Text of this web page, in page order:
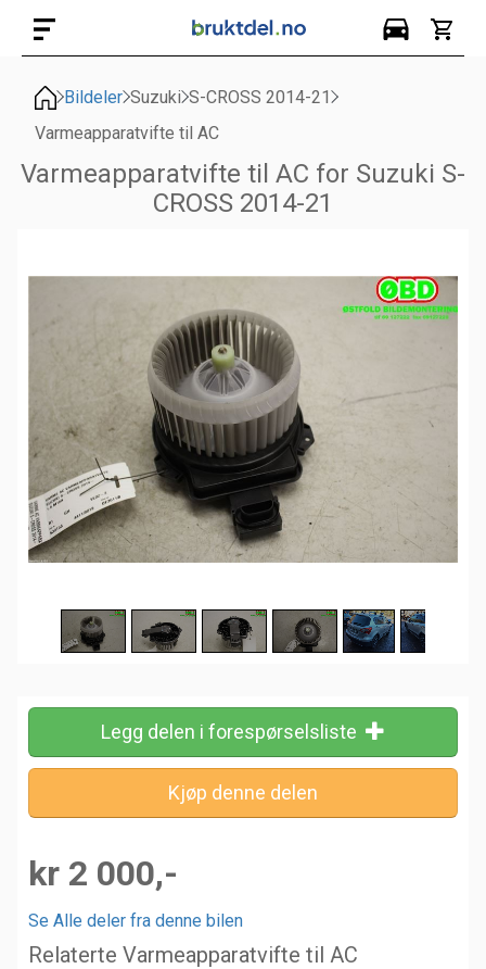
Bildeler Suzuki S-CROSS 2014-21
Varmeapparatvifte til AC
Varmeapparatvifte til AC for Suzuki S-
CROSS 2014-21
Legg delen i forespørselsliste
kr 2 000,-
Se Alle deler fra denne bilen
Relaterte Varmeapparatvifte til AC